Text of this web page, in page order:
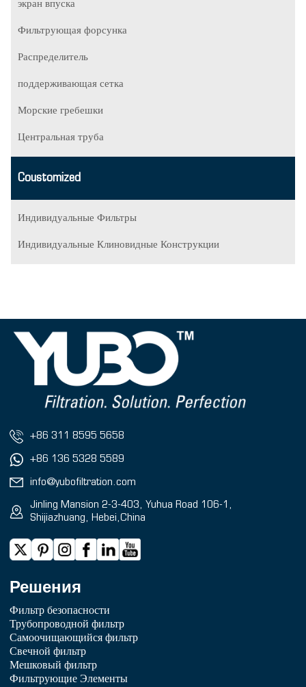
экран впуска
Фильтрующая форсунка
Распределитель
поддерживающая сетка
Морские гребешки
Центральная труба
Coustomized
Индивидуальные Фильтры
Индивидуальные Клиновидные Конструкции
+86 311 8595 5658
+86 136 5328 5589
info@yubofiltration.com
Jinling Mansion 2-3-403, Yuhua Road 106-1,
Shijiazhuang, Hebei,China
Решения
Фильтр безопасности
Трубопроводной фильтр
Самоочищающийся фильтр
Свечной фильтр
Мешковый фильтр
Фильтрующие Элементы